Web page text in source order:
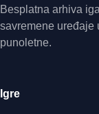
Besplatna arhiva
savremene uređaje
punoletne.
Igre